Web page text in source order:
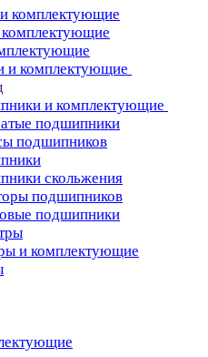
комплектующие
и комплектующие
и комплектующие
подшипники
подшипников
скольжения
подшипников
подшипники
и комплектующие